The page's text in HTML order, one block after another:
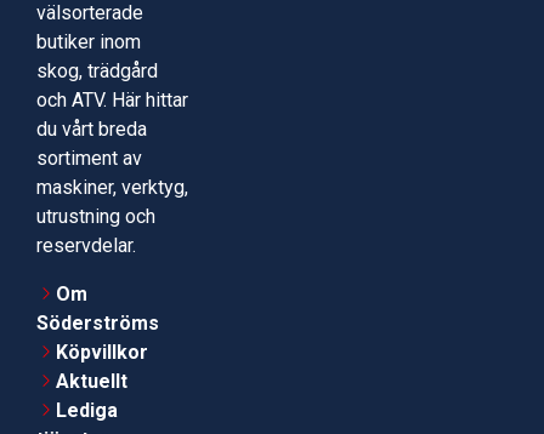
välsorterade
butiker inom
skog, trädgård
och ATV. Här hittar
du vårt breda
sortiment av
maskiner, verktyg,
utrustning och
reservdelar.
Om
Söderströms
Köpvillkor
Aktuellt
Lediga